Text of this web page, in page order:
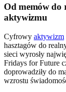
Od memów do
aktywizmu
Cyfrowy aktywizm
hasztagów do
sieci wyrosły
Fridays for Future
doprowadziły do
wzrostu